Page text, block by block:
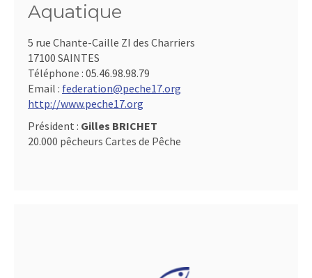
Aquatique
5 rue Chante-Caille ZI des Charriers
17100 SAINTES
Téléphone : 05.46.98.98.79
Email : federation@peche17.org
http://www.peche17.org
Président : Gilles BRICHET
20.000 pêcheurs Cartes de Pêche